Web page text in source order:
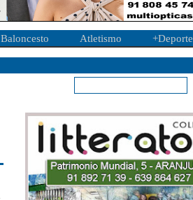
Baloncesto Atletismo +Deporte